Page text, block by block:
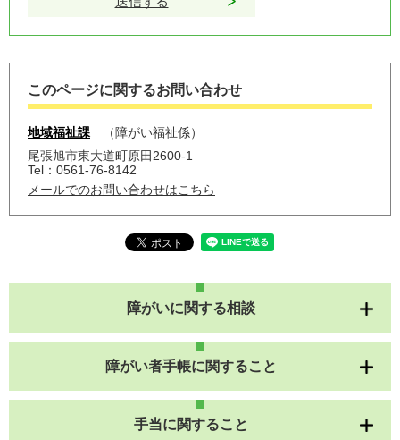
このページに関するお問い合わせ
地域福祉課
障がい福祉係
尾張旭市東大道町原田2600-1
Tel：0561-76-8142
メールでのお問い合わせはこちら
障がいに関する相談
障がい者手帳に関すること
手当に関すること